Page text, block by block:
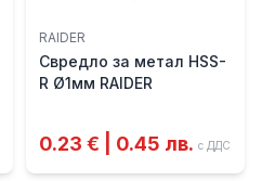
RAIDER
Свредло за метал HSS-
R Ø1мм RAIDER
0.23 € | 0.45 лв. с ДДС